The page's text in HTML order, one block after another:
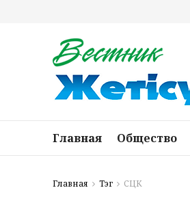
Главная Общество
Главная Тэг СЦК